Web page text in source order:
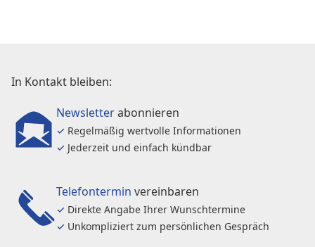
In Kontakt bleiben:
Newsletterabonnieren
✓ Regelmäßig wertvolle Informationen
✓ Jederzeit und einfach kündbar
Telefontermin vereinbaren
✓ Direkte Angabe Ihrer Wunschtermine
✓ Unkompliziert zum persönlichen Gespräch